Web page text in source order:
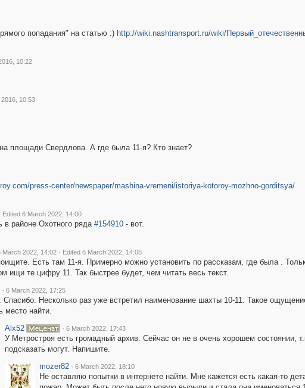
попадания" на статью :) http://wiki.nashtransport.ru/wiki/
10:22
10:53
площади Свердлова. А где была 11-я? Кто знает?
press-center/newspaper/mashina-vremeni/istoriya-kotoroy-mozhno-gorditsya/
Edited 6 March 2022, 14:00
в районе Охотного ряда#154910- вот.
March 2022, 14:02 · Edited 6 March 2022, 14:05
Есть там 11-я. Примерно можно установить по рассказам, где была .
ищи те цифру 11. Так быстрее будет, чем читать весь текст.
· 6 March 2022, 17:25
Несколько раз уже встретил наименование шахты 10-11. Такое
место найти.
Alx52 · 6 March 2022, 17:43
У Метростроя есть громадный архив. Сейчас он не в очень хорошем
подсказать могут. Напишите.
mozer82 · 6 March 2022, 18:10
Не оставляю попытки в интернете найти. Мне кажется есть какая-то